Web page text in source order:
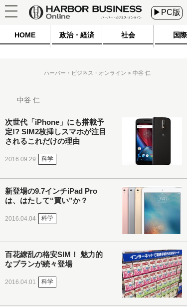
▶PC版
HOME 政治・経済 社会 国際
ハーバー・ビジネス・オンライン 中谷 仁
中谷 仁
次世代「iPhone」にも搭載予
定!? SIM2枚挿しスマホが注目
されるこれだけの理由
2016.09.29 科学
新登場の9.7インチiPad Pro
は、はたして“買い”か？
2016.04.04 科学
百花繚乱の格安SIM！ 魅力的
なプランが続々登場
2016.04.01 科学